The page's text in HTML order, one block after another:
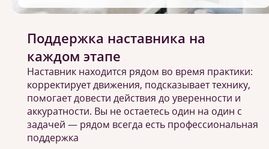
Поддержка наставника на
каждом этапе
Наставник находится рядом во время практики:
корректирует движения, подсказывает технику,
помогает довести действия до уверенности и
аккуратности. Вы не остаетесь один на один с
задачей — рядом всегда есть профессиональная
поддержка